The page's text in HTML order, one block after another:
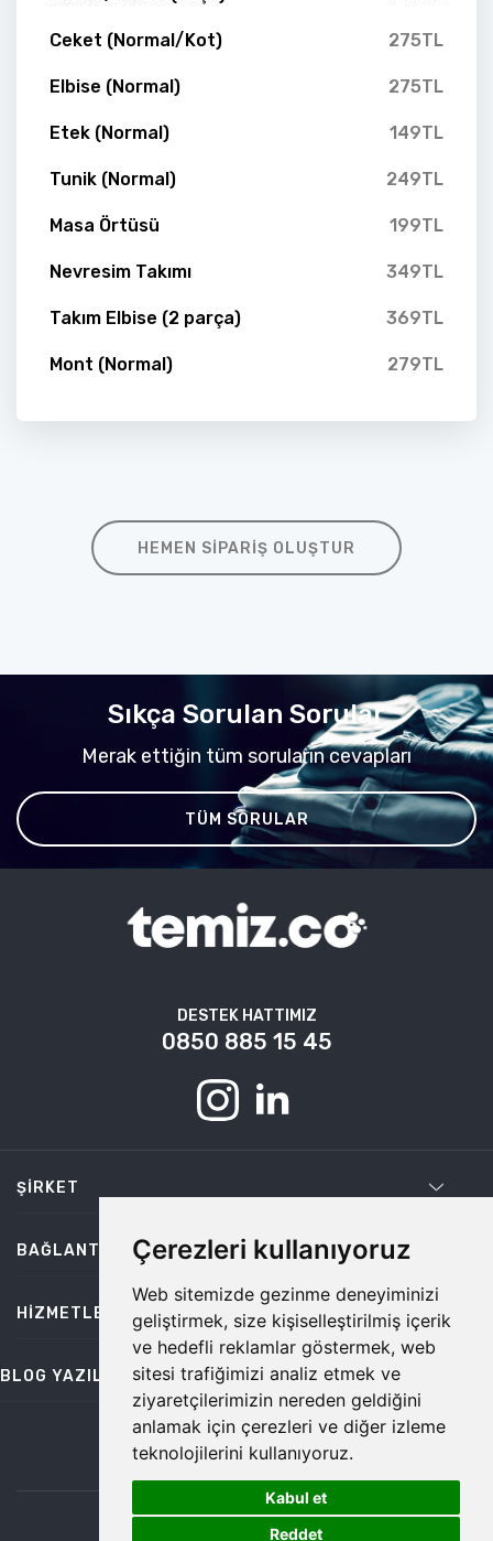
Çerezleri kullanıyoruz
Web sitemizde gezinme deneyiminizi
geliştirmek, size kişiselleştirilmiş içerik
ve hedefli reklamlar göstermek, web
sitesi trafiğimizi analiz etmek ve
ziyaretçilerimizin nereden geldiğini
anlamak için çerezleri ve diğer izleme
teknolojilerini kullanıyoruz.
Kabul et
Reddet
Ceket (Normal/Kot) 275TL
Elbise (Normal) 275TL
Etek (Normal) 149TL
Tunik (Normal) 249TL
Masa Örtüsü 199TL
Nevresim Takımı 349TL
Takım Elbise (2 parça) 369TL
Mont (Normal) 279TL
HEMEN SIPARIŞ OLUŞTUR
Sıkça Sorulan Sorular
Merak ettiğin tüm soruların cevapları
TÜM SORULAR
DESTEK HATTIMIZ
0850 885 15 45
ŞIRKET
BAĞLANTILAR
HIZMETLER
BLOG YAZILARI
bilgi@temiz.co
©2026 Temiz, Her Hakkı Saklıdır.